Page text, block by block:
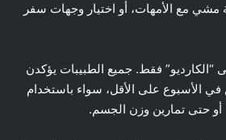
مشي مع الأمهات، أو اختيار وجهات سفر
“الكارديو” فقط. جميع الطبيبات يؤكدن
في الأسبوع على الأقل، سواء باستخدام
أو حتى تمارين وزن الجسم.